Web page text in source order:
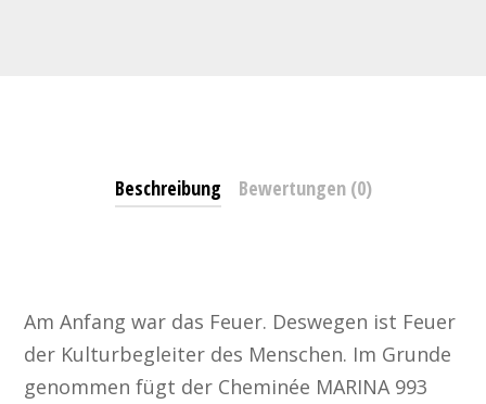
Beschreibung Bewertungen (0)
Am Anfang war das Feuer. Deswegen ist Feuer
der Kulturbegleiter des Menschen. Im Grunde
genommen fügt der Cheminée MARINA 993